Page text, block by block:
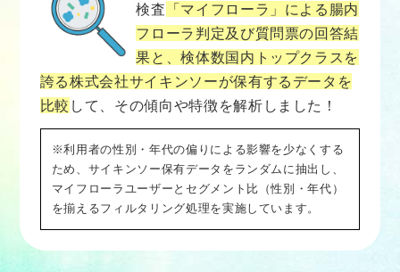
検査 「マイフローラ」による腸内
フローラ判定及び質問票の回答結
果と、検体数国内トップクラスを
誇る株式会社サイキンソーが保有するデータを
比較 して、その傾向や特徴を解析しました！
※利用者の性別・年代の偏りによる影響を少なくする
ため、サイキンソー保有データをランダムに抽出し、
マイフローラユーザーとセグメント比（性別・年代）
を揃えるフィルタリング処理を実施しています。